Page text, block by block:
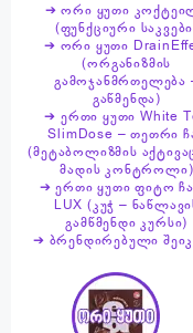
➔ ორი ყუთი
(ფუნქციური
➔ ორი ყუთი
(ორგანიზმის
გამოჯანმრთელება
გაწმენდა)
➔ ერთი ყუთი White
SlimDose – თეთრი
(მეტაბოლიზმის
მადის კონტროლი)
➔ ერთი ყუთი ფიტო
LUX (კუჭ –
გამწმენდი კურსი)
➔ ბრენდირებული